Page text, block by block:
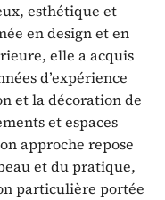
esthétique et
en design et en
elle a acquis
d’expérience
et la décoration de
et espaces
approche repose
et du pratique,
particulière portée